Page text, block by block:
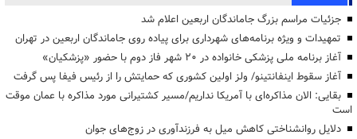
جزئیات مراسم بزرگ جاماندگان اربعین اعلام شد
تمهیدات و ویژه برنامه‌های شهرداری برای پیاده روی جاماندگان اربعین در تهران
آغاز برنامه ملی پزشکی خانواده در ۲۰ شهر فاز دوم با حضور «پزشکیان»
آغاز سقوط اینفانتینو/ ولز اولین کشوری که حمایتش را از رئیس فیفا پس گرفت
بقایی: الان مذاکره‌ای با آمریکا نداریم/مسیر کشتیرانی مورد مذاکره با عمان موقت
است
دلایل روانشناختی کاهش میل به فرزندآوری در زوج‌های جوان